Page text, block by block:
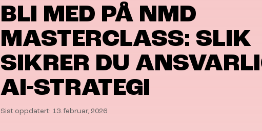
BLI MED PÅ NMD
MASTERCLASS: SLIK
SIKRER DU
AI-STRATEGI
Sist oppdatert: 13. februar, 2026